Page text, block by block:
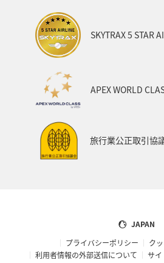
SKYTRAX 5 STAR
APEX WORLD
旅行業公正取引協
JAPAN
プライバシーポリシー
ク
利用者情報の外部送信について
サイ